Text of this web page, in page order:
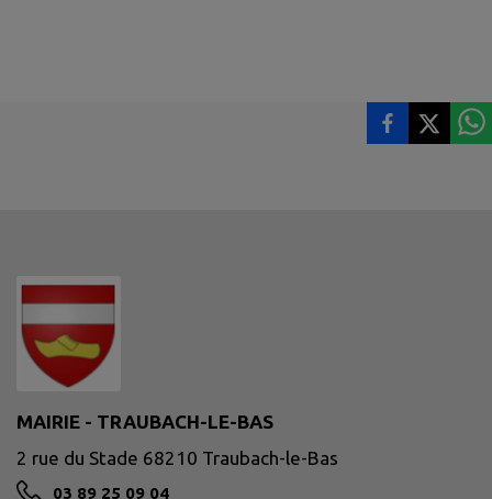
MAIRIE - TRAUBACH-LE-BAS
2 rue du Stade 68210 Traubach-le-Bas
03 89 25 09 04